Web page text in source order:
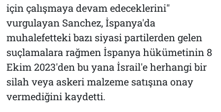
için çalışmaya devam edeceklerini"
vurgulayan Sanchez, İspanya'da
muhalefetteki bazı siyasi partilerden gelen
suçlamalara rağmen İspanya hükümetinin 8
Ekim 2023'den bu yana İsrail'e herhangi bir
silah veya askeri malzeme satışına onay
vermediğini kaydetti.